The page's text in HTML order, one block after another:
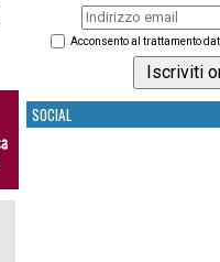
Acconsento al trattamento
SOCIAL